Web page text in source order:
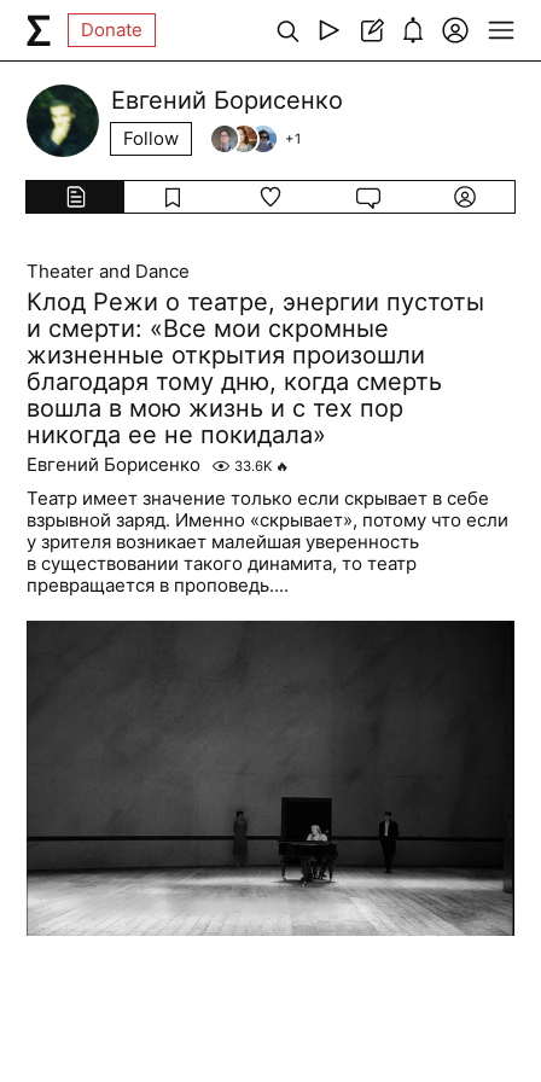
Donate
Евгений Борисенко
Follow +1
Theater and Dance
Клод Режи о театре, энергии пустоты
и смерти: «Все мои скромные
жизненные открытия произошли
благодаря тому дню, когда смерть
вошла в мою жизнь и с тех пор
никогда ее не покидала»
Евгений Борисенко 33.6K 🔥
Театр имеет значение только если скрывает в себе
взрывной заряд. Именно «скрывает», потому что если
у зрителя возникает малейшая уверенность
в существовании такого динамита, то театр
превращается в проповедь....